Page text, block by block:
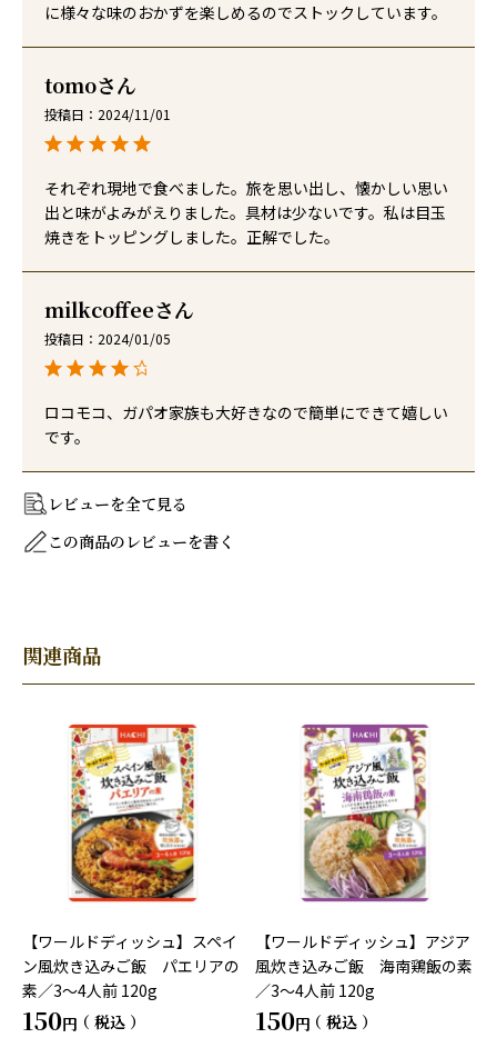
に様々な味のおかずを楽しめるのでストックしています。
tomo
投稿日 2024/11/01
それぞれ現地で食べました。旅を思い出し、懐かしい思い
出と味がよみがえりました。具材は少ないです。私は目玉
焼きをトッピングしました。正解でした。
milkcoffee
投稿日 2024/01/05
ロコモコ、ガパオ家族も大好きなので簡単にできて嬉しい
です。
レビューを全て見る
この商品のレビューを書く
関連商品
【ワールドディッシュ】スペイ
ン風炊き込みご飯 パエリアの
素／3～4人前 120g
150 税込
【ワールドディッシュ】アジア
風炊き込みご飯 海南鶏飯の素
／3～4人前 120g
150 税込